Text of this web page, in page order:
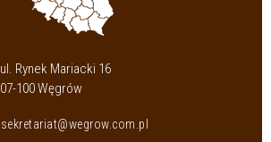
ul. Rynek Mariacki 16
07-100 Węgrów
sekretariat@wegrow.com.pl